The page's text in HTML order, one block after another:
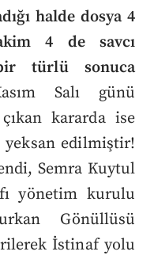
halde dosya 4
4 de savcı
türlü sonuca
Salı günü
kararda ise
edilmiştir!
Semra Kuytul
yönetim kurulu
Gönüllüsü
İstinaf yolu